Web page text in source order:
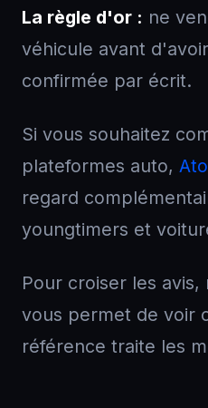
La règle d'or : ne
véhicule avant
confirmée par écrit.
Si vous souhaitez
plateformes auto,
regard
youngtimers et
Pour croiser les
vous permet de voir
référence traite les